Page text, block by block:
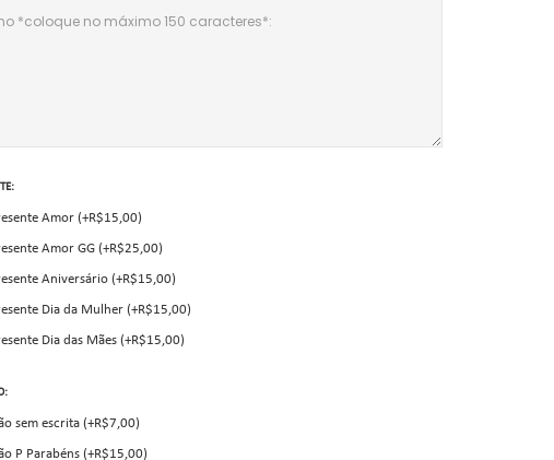
Amor (+R$15,00)
Amor GG (+R$25,00)
Aniversário (+R$15,00)
Dia da Mulher (+R$15,00)
Dia das Mães (+R$15,00)
sem escrita (+R$7,00)
P Parabéns (+R$15,00)